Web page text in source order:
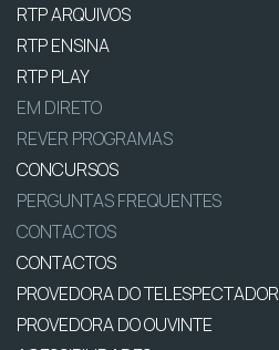
RTP ARQUIVOS
RTP ENSINA
RTP PLAY
EM DIRETO
REVER PROGRAMAS
CONCURSOS
PERGUNTAS FREQUENTES
CONTACTOS
CONTACTOS
PROVEDORA DO TELESPECTADOR
PROVEDORA DO OUVINTE